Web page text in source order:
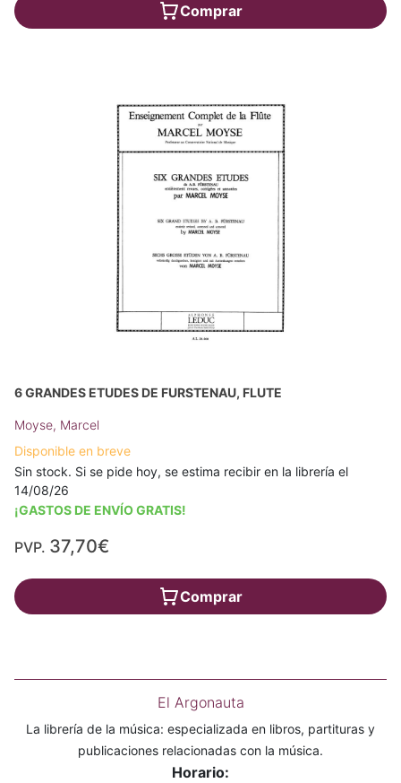
Comprar
6 GRANDES ETUDES DE FURSTENAU, FLUTE
Moyse, Marcel
Disponible en breve
Sin stock. Si se pide hoy, se estima recibir en la librería el
14/08/26
¡GASTOS DE ENVÍO GRATIS!
PVP. 37,70€
Comprar
El Argonauta
La librería de la música: especializada en libros, partituras y
publicaciones relacionadas con la música.
Horario: